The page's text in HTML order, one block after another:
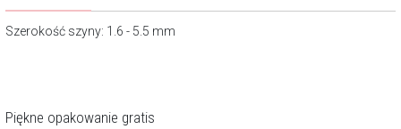
Szerokość szyny: 1.6 - 5.5 mm
Piękne opakowanie gratis